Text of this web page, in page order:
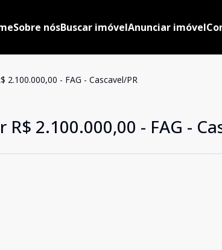
Sobre nósBuscar imóvelAnunciar imóvel
2.100.000,00 - FAG - Cascavel/PR
2.100.000,00 - FAG -